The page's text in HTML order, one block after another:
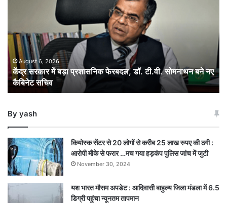
फेरबदल,
डॉ.
टी.वी.
सोमनाथन
बने
नए
सचिव
August 6, 2026
केंद्र सरकार में बड़ा प्रशासनिक फेरबदल, डॉ. टी.वी. सोमनाथन बने नए
कैबिनेट सचिव
By yash
कियोस्क सेंटर से 20 लोगों से करीब 25 लाख रुपए की ठगी :
आरोपी मौके से फरार …मच गया हड़कंप पुलिस जांच में जुटी
November 30, 2024
यश भारत मौसम अपडेट : आदिवासी बाहुल्य जिला मंडला में 6.5
डिग्री पहुंचा न्यूनतम तापमान